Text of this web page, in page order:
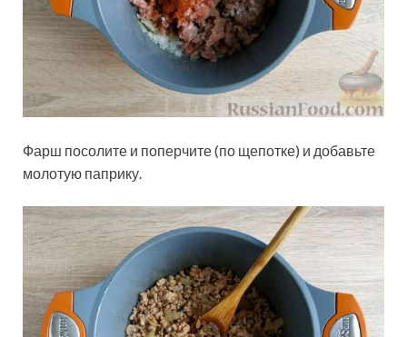
Фарш посолите и поперчите (по щепотке) и добавьте
молотую паприку.